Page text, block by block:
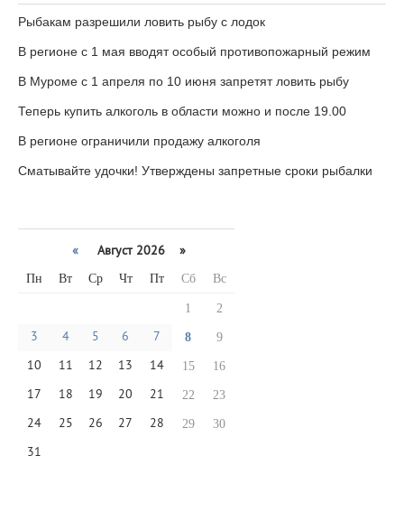
Рыбакам разрешили ловить рыбу с лодок
В регионе с 1 мая вводят особый противопожарный режим
В Муроме с 1 апреля по 10 июня запретят ловить рыбу
Теперь купить алкоголь в области можно и после 19.00
В регионе ограничили продажу алкоголя
Сматывайте удочки! Утверждены запретные сроки рыбалки
« Август 2026 »
Пн Вт Ср Чт Пт Сб Вс
1 2
3 4 5 6 7 8 9
10 11 12 13 14 15 16
17 18 19 20 21 22 23
24 25 26 27 28 29 30
31